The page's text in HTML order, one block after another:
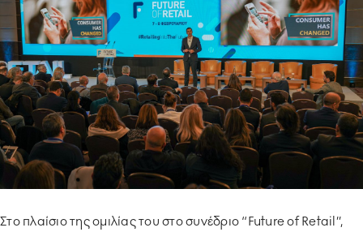
ΥΠΟΔΕΙΓΜΑΤΙΚΗ ΛΕΙΤΟΥΡΓΙΑ
ΕΡΓΑZOMΕΝΟΙ & ΣΥΝΕΡΓΑΤΕΣ
ΠΕΡΙΒΑΛΛΟΝ
ΚΟΙΝΩΝΙA
Στο πλαίσιο της ομιλίας του στο συνέδριο “Future of Retail”,